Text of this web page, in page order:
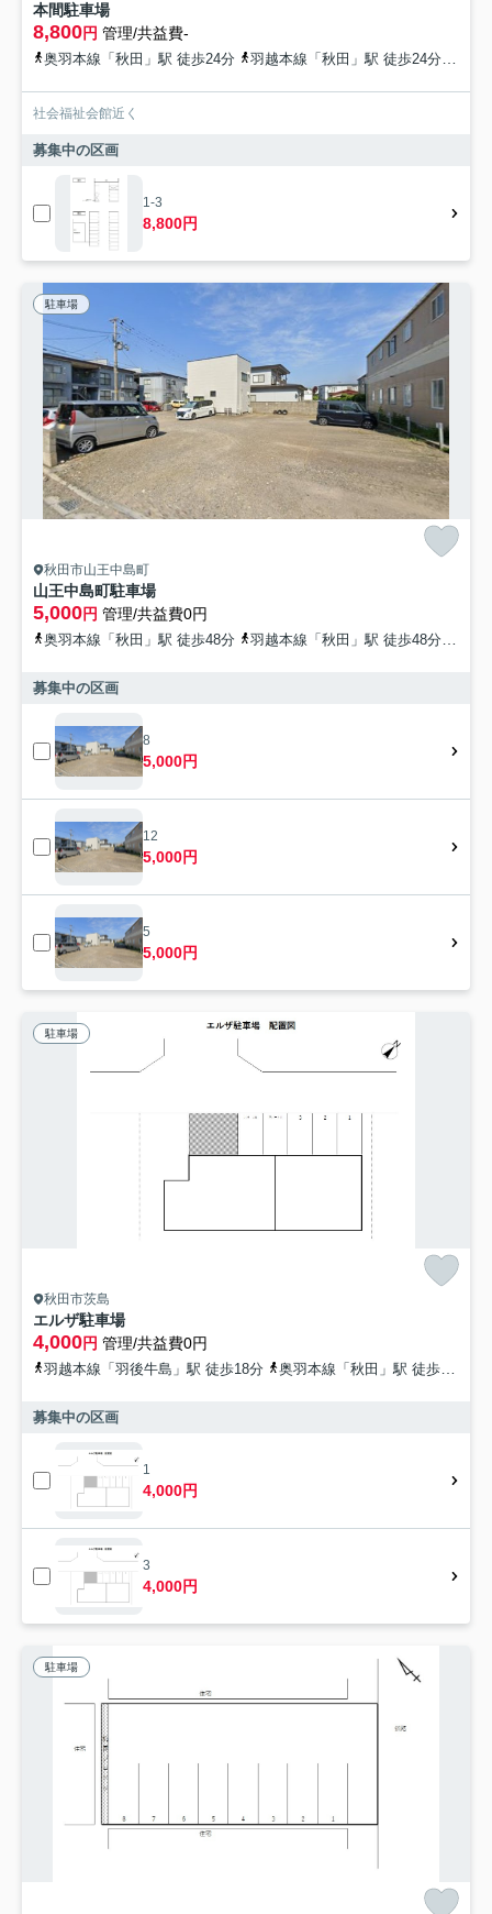
本間駐車場
8,800円 管理/共益費-
奥羽本線「秋田」駅 徒歩24分 羽越本線「秋田」駅 徒歩24分
社会福祉会館近く
募集中の区画
1-3
8,800円
駐車場
秋田市山王中島町
山王中島町駐車場
5,000円 管理/共益費0円
奥羽本線「秋田」駅 徒歩48分 羽越本線「秋田」駅 徒歩48分
募集中の区画
8
5,000円
12
5,000円
5
5,000円
駐車場
秋田市茨島
エルザ駐車場
4,000円 管理/共益費0円
羽越本線「羽後牛島」駅 徒歩18分 奥羽本線「秋田」駅 徒歩54分
募集中の区画
1
4,000円
3
4,000円
駐車場